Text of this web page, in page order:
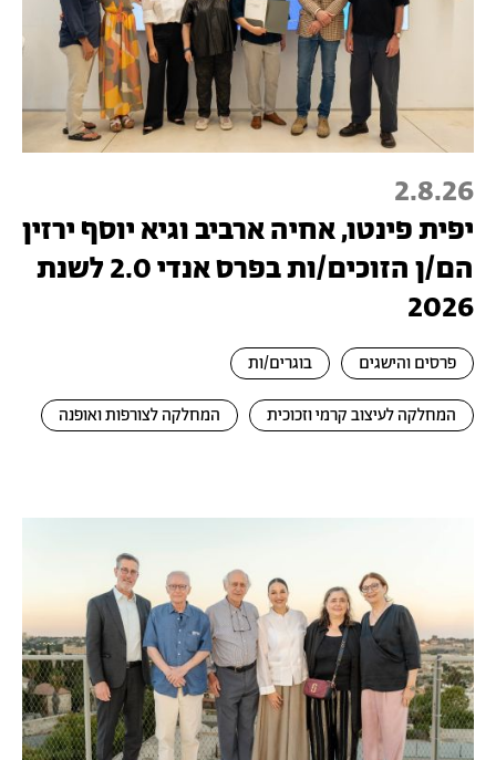
2.8.26
יפית פינטו, אחיה ארביב וגיא יוסף ירזין
הם/ן הזוכים/ות בפרס אנדי 2.0 לשנת
2026
פרסים והישגים בוגרים/ות
המחלקה לעיצוב קרמי וזכוכית המחלקה לצורפות ואופנה